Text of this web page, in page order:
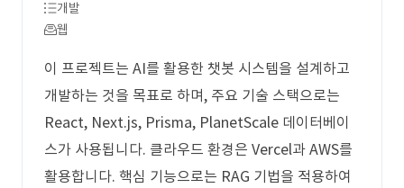
개발
웹
이 프로젝트는 AI를 활용한 챗봇 시스템을 설계하고
개발하는 것을 목표로 하며, 주요 기술 스택으로는
React, Next.js, Prisma, PlanetScale 데이터베이
스가 사용됩니다. 클라우드 환경은 Vercel과 AWS를
활용합니다. 핵심 기능으로는 RAG 기법을 적용하여